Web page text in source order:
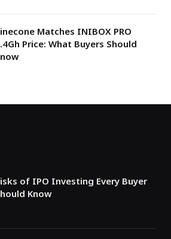
Matches INIBOX PRO
Price: What Buyers Should
of IPO Investing Every Buyer
Know